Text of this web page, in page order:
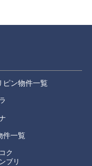
ピン物件一覧
件一覧
ク
ブリ